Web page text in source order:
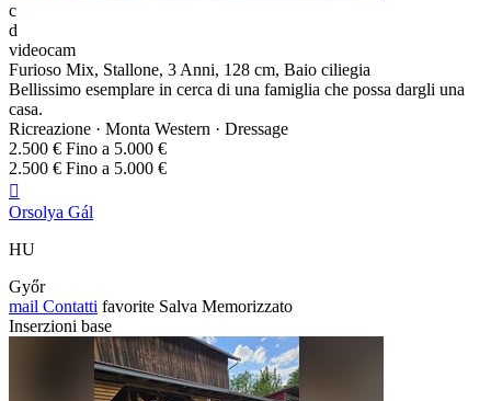
c
d
videocam
Furioso Mix, Stallone, 3 Anni, 128 cm, Baio ciliegia
Bellissimo esemplare in cerca di una famiglia che possa dargli una
casa.
Ricreazione · Monta Western · Dressage
2.500 € Fino a 5.000 €
2.500 € Fino a 5.000 €

Orsolya Gál
HU
Győr
mail Contatti favorite Salva Memorizzato
Inserzioni base